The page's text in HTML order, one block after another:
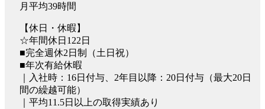
月平均39時間
【休日・休暇】
☆年間休日122日
■完全週休2日制（土日祝）
■年次有給休暇
｜入社時：16日付与、2年⽬以降：20⽇付与（最⼤20⽇
間の繰越可能）
｜平均11.5日以上の取得実績あり